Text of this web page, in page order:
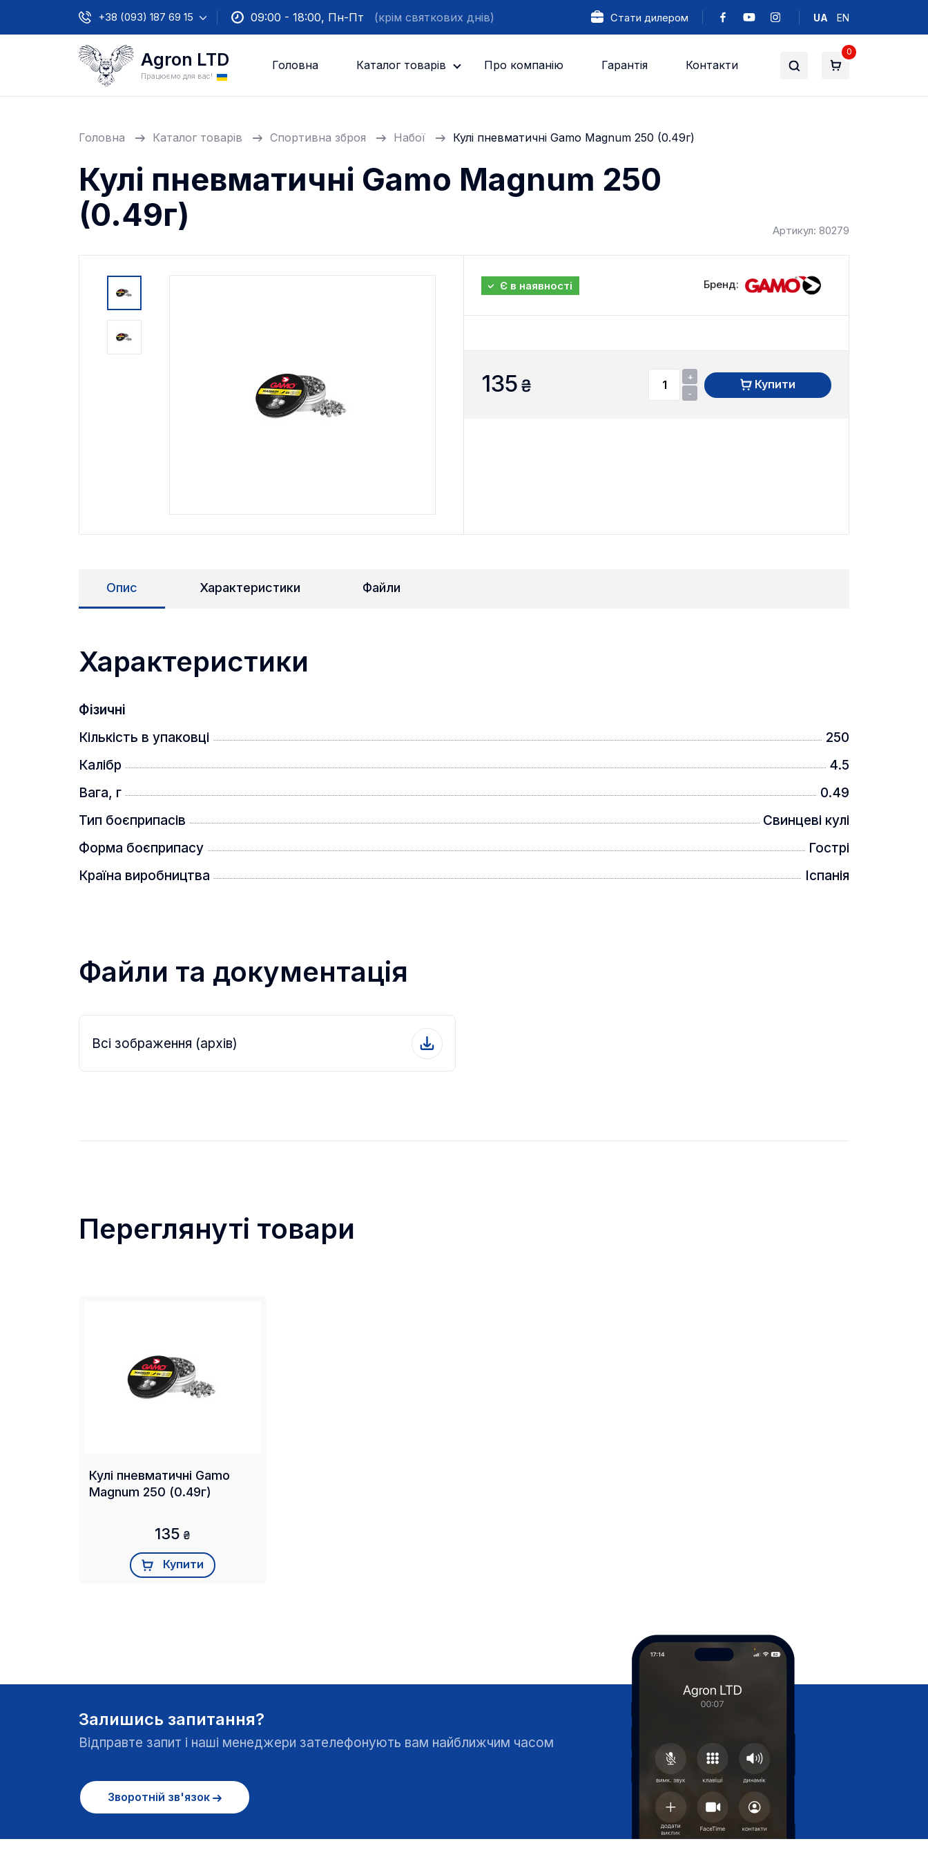
+38 (093) 187 69 15 09:00 - 18:00, Пн-Пт (крім святкових днів) Стати дилером UA EN
Agron LTD
Працюємо для вас!
Головна Каталог товарів Про компанію Гарантія Контакти
0
Головна Каталог товарів Спортивна зброя Набої Кулі пневматичні Gamo Magnum 250 (0.49г)
Кулі пневматичні Gamo Magnum 250
(0.49г)
Артикул: 80279
Є в наявності Бренд:
135 ₴
+
-
Купити
Опис Характеристики Файли
Характеристики
Фізичні
Кількість в упаковці
250
Калібр
4.5
Вага, г
0.49
Тип боєприпасів
Свинцеві кулі
Форма боєприпасу
Гострі
Країна виробництва
Іспанія
Файли та документація
Всі зображення (архів)
Переглянуті товари
Кулі пневматичні Gamo
Magnum 250 (0.49г)
135 ₴
Купити
Залишись запитання?
Відправте запит і наші менеджери зателефонують вам найближчим часом
Зворотній зв'язок